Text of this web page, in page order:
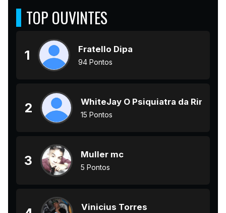
TOP OUVINTES
1 Fratello Dipa
94 Pontos
2 WhiteJay O Psiquiatra da Rima
15 Pontos
3 Muller mc
5 Pontos
Vinicius Torres